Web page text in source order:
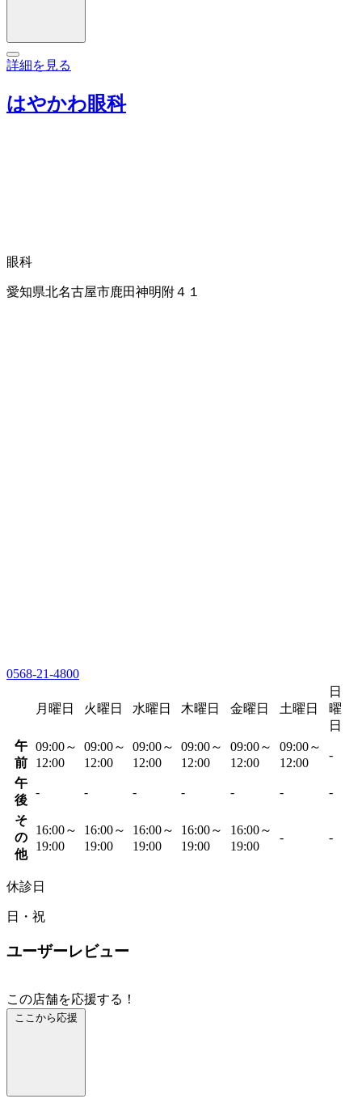
詳細を見る
はやかわ眼科
眼科
愛知県北名古屋市鹿田神明附４１
0568-21-4800
月曜日 火曜日 水曜日 木曜日 金曜日 土曜日
日
曜
日
午
前
09:00～
12:00
09:00～
12:00
09:00～
12:00
09:00～
12:00
09:00～
12:00
09:00～
12:00
-
午
後
- - - - - - -
そ
の
他
16:00～
19:00
16:00～
19:00
16:00～
19:00
16:00～
19:00
16:00～
19:00
- -
休診日
日・祝
ユーザーレビュー
この店舗を応援する！
ここから応援